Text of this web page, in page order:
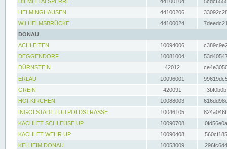
HELMINGHAUSEN
44100206
WILHELMSBRÜCKE
44100024
DONAU
ACHLEITEN
10094006
DEGGENDORF
10081004
DÜRNSTEIN
42012
ERLAU
10096001
GREIN
420091
HOFKIRCHEN
10088003
INGOLSTADT LUITPOLDSTRASSE
10046105
KACHLET SCHLEUSE UP
10090708
KACHLET WEHR UP
10090408
KELHEIM DONAU
10053009